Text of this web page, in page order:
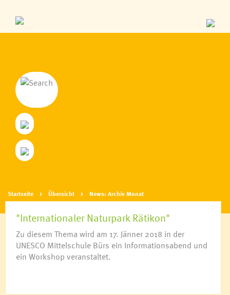
Startseite Übersicht News: Archiv Monat
"Internationaler Naturpark Rätikon"
Zu diesem Thema wird am 17. Jänner 2018 in der
UNESCO Mittelschule Bürs ein Informationsabend und
ein Workshop veranstaltet.